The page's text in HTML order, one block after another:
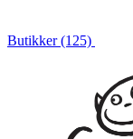
Butikker(125)